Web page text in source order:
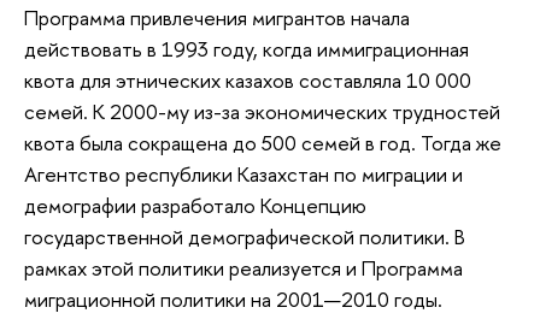
Программа привлечения мигрантов начала
действовать в 1993 году, когда иммиграционная
квота для этнических казахов составляла 10 000
семей. К 2000-му из-за экономических трудностей
квота была сокращена до 500 семей в год. Тогда же
Агентство республики Казахстан по миграции и
демографии разработало Концепцию
государственной демографической политики. В
рамках этой политики реализуется и Программа
миграционной политики на 2001—2010 годы.